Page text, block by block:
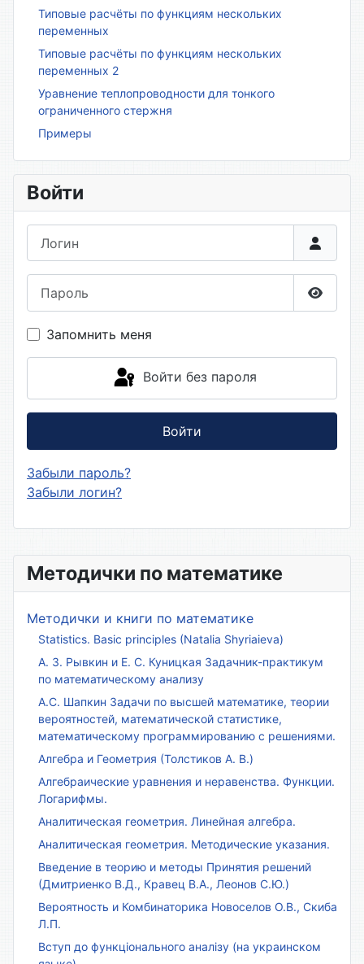
Методички по математике
Методички и книги по математике
Statistics. Basic principles (Natalia Shyriaieva)
А. З. Рывкин и Е. С. Куницкая Задачник-практикум
по математическому анализу
А.С. Шапкин Задачи по высшей математике, теории
вероятностей, математической статистике,
математическому программированию с решениями.
Алгебра и Геометрия (Толстиков А. В.)
Алгебраические уравнения и неравенства. Функции.
Логарифмы.
Аналитическая геометрия. Линейная алгебра.
Аналитическая геометрия. Методические указания.
Введение в теорию и методы Принятия решений
(Дмитриенко В.Д., Кравец В.А., Леонов С.Ю.)
Вероятность и Комбинаторика Новоселов О.В., Скиба
Л.П.
Вступ до функціонального аналізу (на украинском
Типовые расчёты по функциям нескольких
переменных
Типовые расчёты по функциям нескольких
переменных 2
Уравнение теплопроводности для тонкого
ограниченного стержня
Примеры
Войти
Запомнить меня
Войти без пароля
Войти
Забыли пароль?
Забыли логин?